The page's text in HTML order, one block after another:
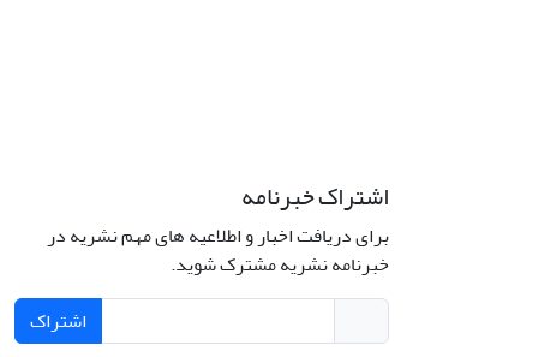
اشتراک خبرنامه
برای دریافت اخبار و اطلاعیه های مهم نشریه در
خبرنامه نشریه مشترک شوید.
اشتراک